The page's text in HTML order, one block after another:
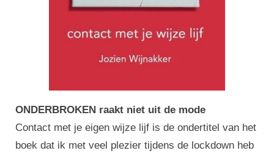
ONDERBROKEN raakt niet uit de mode
Contact met je eigen wijze lijf is de ondertitel van het
boek dat ik met veel plezier tijdens de lockdown heb